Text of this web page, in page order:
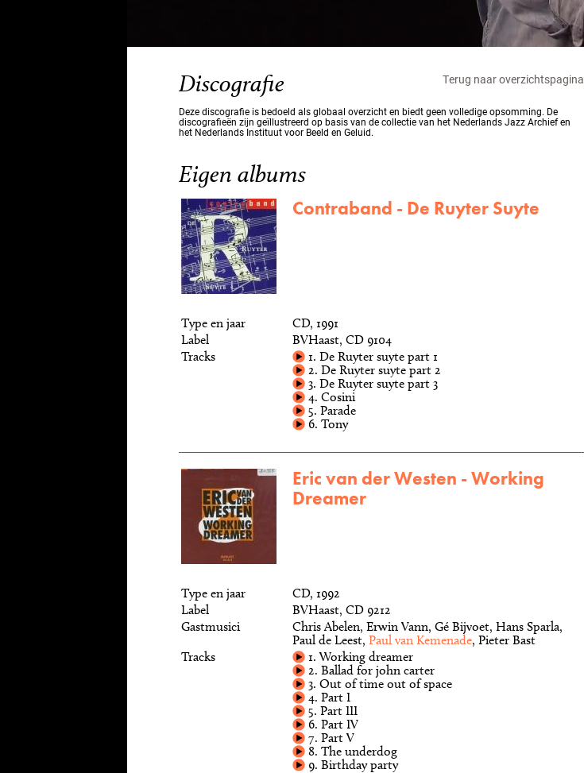
Discografie Terug naar overzichtspagina
Deze discografie is bedoeld als globaal overzicht en biedt geen volledige opsomming. De
discografieën zijn geïllustreerd op basis van de collectie van het Nederlands Jazz Archief en
het Nederlands Instituut voor Beeld en Geluid.
Eigen albums
Contraband - De Ruyter Suyte
Type en jaar
CD, 1991
Label
BVHaast, CD 9104
Tracks
1. De Ruyter suyte part 1
2. De Ruyter suyte part 2
3. De Ruyter suyte part 3
4. Cosini
5. Parade
6. Tony
Eric van der Westen - Working
Dreamer
Type en jaar
CD, 1992
Label
BVHaast, CD 9212
Gastmusici
Chris Abelen, Erwin Vann, Gé Bijvoet, Hans Sparla,
Paul de Leest, Paul van Kemenade, Pieter Bast
Tracks
1. Working dreamer
2. Ballad for john carter
3. Out of time out of space
4. Part I
5. Part III
6. Part IV
7. Part V
8. The underdog
9. Birthday party